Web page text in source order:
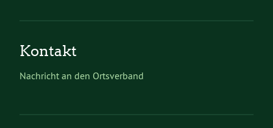
Kontakt
Nachricht an den Ortsverband